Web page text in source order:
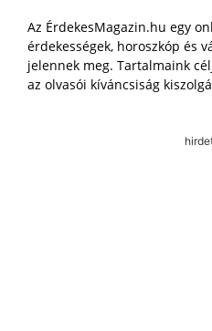
Az ÉrdekesMagazin.hu egy
érdekességek, horoszkóp és
jelennek meg. Tartalmaink
az olvasói kíváncsiság